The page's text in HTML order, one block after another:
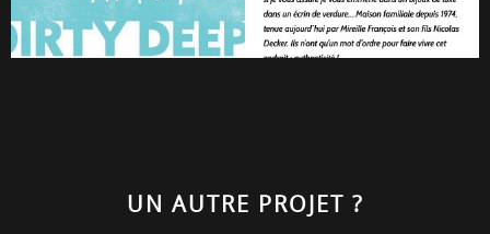
UN AUTRE PROJET ?